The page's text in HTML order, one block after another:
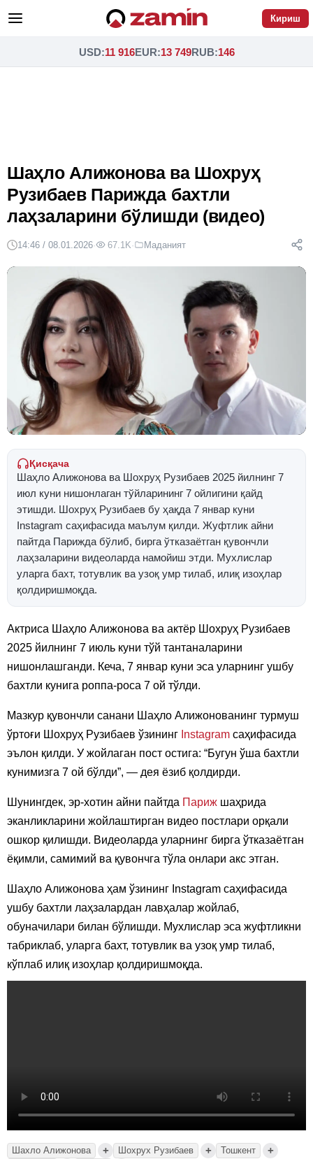
Кириш
USD:11 916EUR:13 749RUB:146
Шаҳло Алижонова ва Шохруҳ
Рузибаев Парижда бахтли
лаҳзаларини бўлишди (видео)
14:46 / 08.01.2026· 67.1K· Маданият
Қисқача
Шаҳло Алижонова ва Шохруҳ Рузибаев 2025 йилнинг 7
июл куни нишонлаган тўйларининг 7 ойлигини қайд
этишди. Шохруҳ Рузибаев бу ҳақда 7 январ куни
Instagram саҳифасида маълум қилди. Жуфтлик айни
пайтда Парижда бўлиб, бирга ўтказаётган қувончли
лаҳзаларини видеоларда намойиш этди. Мухлислар
уларга бахт, тотувлик ва узоқ умр тилаб, илиқ изоҳлар
қолдиришмоқда.
Актриса Шаҳло Алижонова ва актёр Шохруҳ Рузибаев
2025 йилнинг 7 июль куни тўй тантаналарини
нишонлашганди. Кеча, 7 январ куни эса уларнинг ушбу
бахтли кунига роппа-роса 7 ой тўлди.
Мазкур қувончли санани Шаҳло Алижонованинг турмуш
ўртоғи Шохруҳ Рузибаев ўзининг Instagram саҳифасида
эълон қилди. У жойлаган пост остига: “Бугун ўша бахтли
кунимизга 7 ой бўлди”, — дея ёзиб қолдирди.
Шунингдек, эр-хотин айни пайтда Париж шаҳрида
эканликларини жойлаштирган видео постлари орқали
ошкор қилишди. Видеоларда уларнинг бирга ўтказаётган
ёқимли, самимий ва қувончга тўла онлари акс этган.
Шаҳло Алижонова ҳам ўзининг Instagram саҳифасида
ушбу бахтли лаҳзалардан лавҳалар жойлаб,
обуначилари билан бўлишди. Мухлислар эса жуфтликни
табриклаб, уларга бахт, тотувлик ва узоқ умр тилаб,
кўплаб илиқ изоҳлар қолдиришмоқда.
Шахло Алижонова + Шохрух Рузибаев + Тошкент +